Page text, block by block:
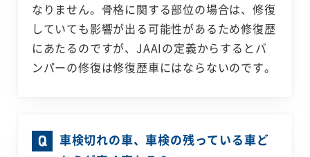
なりません。骨格に関する部位の場合は、修復
していても影響が出る可能性があるため修復歴
にあたるのですが、JAAIの定義からするとバ
ンパーの修復は修復歴車にはならないのです。
車検切れの車、車検の残っている車ど